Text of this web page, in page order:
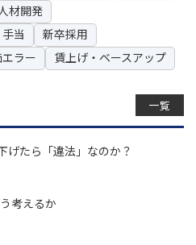
材開発
手当
新卒採用
ラー
賃上げ・ベースアップ
一覧
げたら「違法」なのか？
考えるか